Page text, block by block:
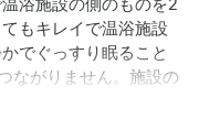
浴施設の側のものを2
もキレイで温浴施設
でぐっすり眠ること
ながりません。施設の
お世話になりたいと